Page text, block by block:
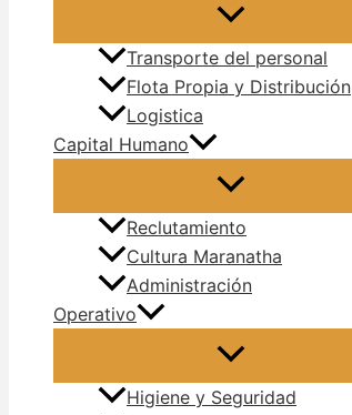
Transporte del personal
Flota Propia y Distribución
Logistica
Capital Humano
Reclutamiento
Cultura Maranatha
Administración
Operativo
Higiene y Seguridad